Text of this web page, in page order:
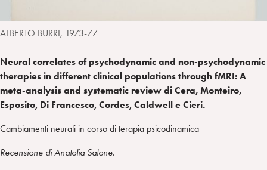
ALBERTO BURRI, 1973-77
Neural correlates of psychodynamic and non-psychodynamic
therapies in different clinical populations through fMRI: A
meta-analysis and systematic review di Cera, Monteiro,
Esposito, Di Francesco, Cordes, Caldwell e Cieri.
Cambiamenti neurali in corso di terapia psicodinamica
Recensione di Anatolia Salone.